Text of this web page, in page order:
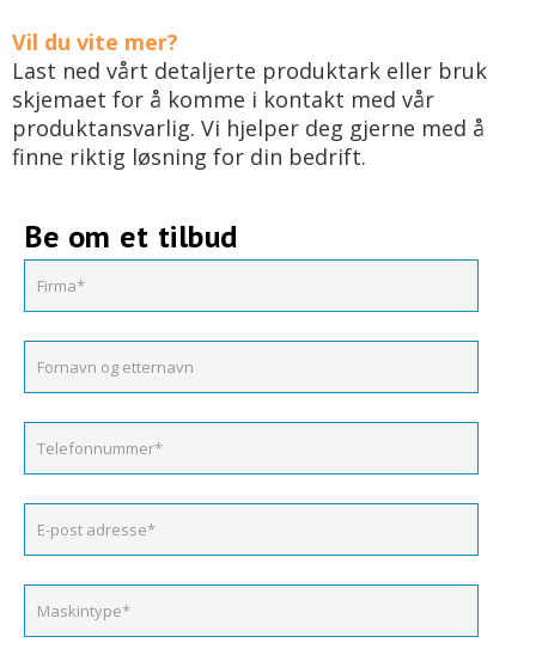
Vil du vite mer?
Last ned vårt detaljerte produktark eller bruk
skjemaet for å komme i kontakt med vår
produktansvarlig. Vi hjelper deg gjerne med å
finne riktig løsning for din bedrift.
Be om et tilbud